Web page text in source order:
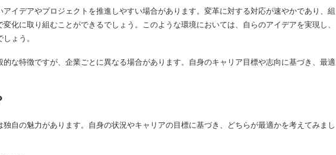
イデアやプロジェクトを推進しやすい場合があります。変革に対する対応が速やかであり、組
化に取り組むことができるでしょう。このような環境においては、自らのアイデアを実現し、
ょう。
な特徴ですが、企業ごとに異なる場合があります。自身のキャリア目標や志向に基づき、最適
自の魅力があります。自身の状況やキャリアの目標に基づき、どちらが最適かを考えてみまし